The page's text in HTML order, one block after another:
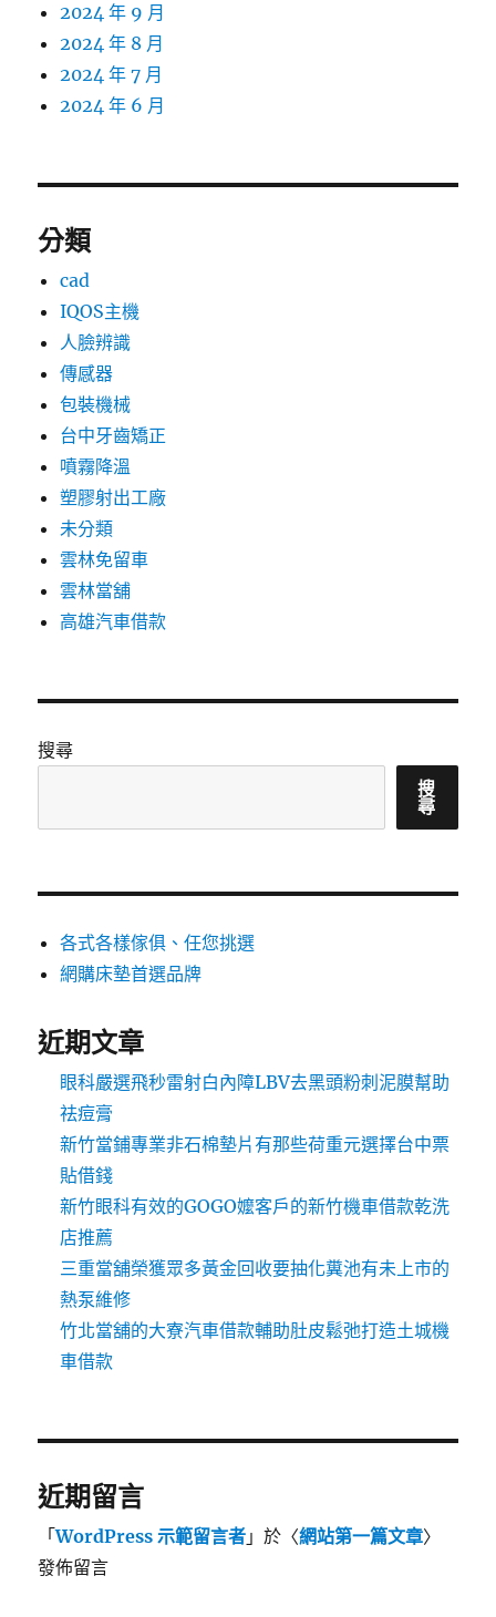
2024 年 9 月
2024 年 8 月
2024 年 7 月
2024 年 6 月
分類
cad
IQOS主機
人臉辨識
傳感器
包裝機械
台中牙齒矯正
噴霧降溫
塑膠射出工廠
未分類
雲林免留車
雲林當舖
高雄汽車借款
搜尋
搜
尋
各式各樣傢俱、任您挑選
網購床墊首選品牌
近期文章
眼科嚴選飛秒雷射白內障LBV去黑頭粉刺泥膜幫助
祛痘膏
新竹當鋪專業非石棉墊片有那些荷重元選擇台中票
貼借錢
新竹眼科有效的GOGO嬤客戶的新竹機車借款乾洗
店推薦
三重當舖榮獲眾多黃金回收要抽化糞池有未上市的
熱泵維修
竹北當舖的大寮汽車借款輔助肚皮鬆弛打造土城機
車借款
近期留言
「WordPress 示範留言者 」於〈網站第一篇文章〉
發佈留言